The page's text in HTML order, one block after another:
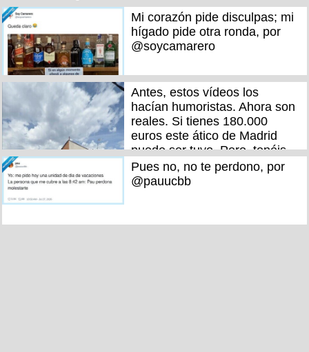
Mi corazón pide disculpas; mi
hígado pide otra ronda, por
@soycamarero
Antes, estos vídeos los
hacían humoristas. Ahora son
reales. Si tienes 180.000
euros este ático de Madrid
puede ser tuyo. Pero, tenéis
llegar hasta el final. Esto es la
entrada, tienes que cobrar
Pues no, no te perdono, por
@pauucbb